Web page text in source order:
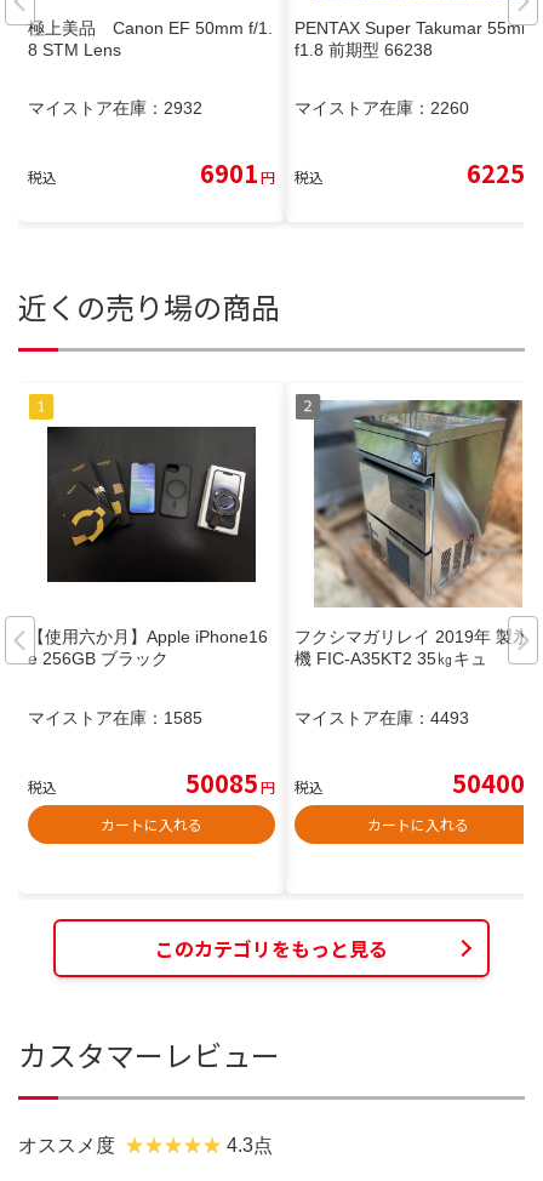
極上美品 Canon EF 50mm f/1.
8 STM Lens
マイストア在庫： 2932
税込 6901円
PENTAX Super Takumar 55mm
f1.8 前期型 66238
マイストア在庫： 2260
税込 6225
近くの売り場の商品
【使用六か月】Apple iPhone16
e 256GB ブラック
マイストア在庫： 1585
税込 50085円
カートに入れる
フクシマガリレイ 2019年 製氷
機 FIC-A35KT2 35㎏キュ
マイストア在庫： 4493
税込 50400
カートに入れる
このカテゴリをもっと見る
カスタマーレビュー
オススメ度 4.3点